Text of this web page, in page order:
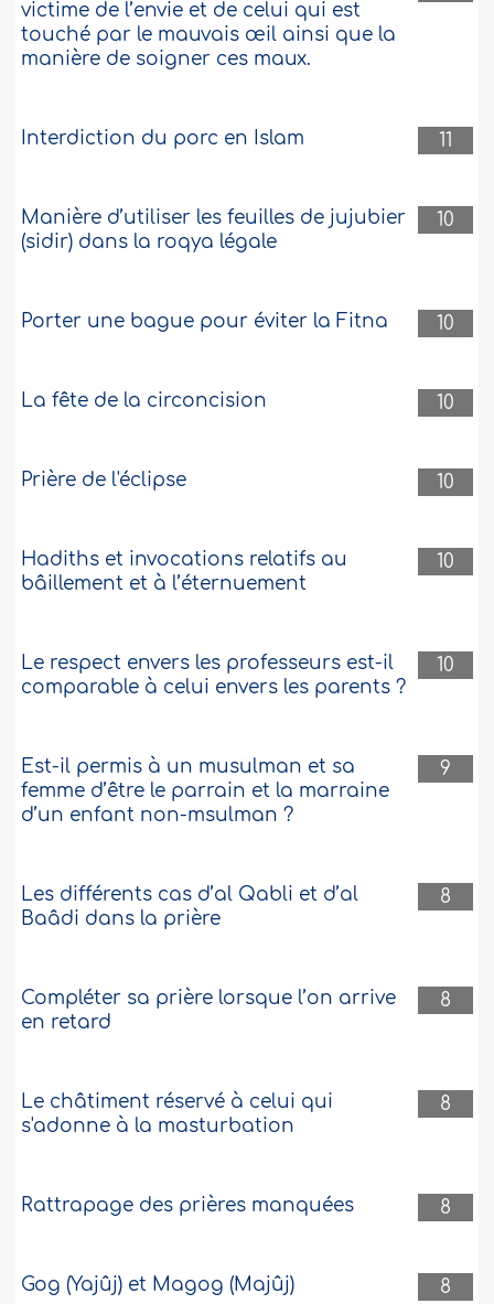
une personne qui commet des péchés
Je suis marié depuis treize ans et j’ai
bonne personne, très polie – c’est ce que
je savais d’elle -, or, un jour, un grand
Après avoir contacté des gens de bien
pour nous réconcilier,..Plus
Salam Aleykoum, J’aimerais savoir si il
..Plus
Une convertie participe à une séance
Salam alaykum,Je viens d'une famille
chrétienne et je suis convertie à l'islam.
Je me sens très mal parce que ma mère
est malade, et une dame chrétienne lui a
envoyé des prières par téléphone pour
442864
victime de l’envie et de celui qui est
touché par le mauvais œil ainsi que la
manière de soigner ces maux.
11
Interdiction du porc en Islam
10
Manière d’utiliser les feuilles de jujubier
(sidir) dans la roqya légale
10
Porter une bague pour éviter la Fitna
10
La fête de la circoncision
10
Prière de l'éclipse
10
Hadiths et invocations relatifs au
bâillement et à l’éternuement
10
Le respect envers les professeurs est-il
comparable à celui envers les parents ?
9
Est-il permis à un musulman et sa
femme d’être le parrain et la marraine
d’un enfant non-msulman ?
8
Les différents cas d’al Qabli et d’al
Baâdi dans la prière
8
Compléter sa prière lorsque l’on arrive
en retard
8
Le châtiment réservé à celui qui
s'adonne à la masturbation
8
Rattrapage des prières manquées
8
Gog (Yajûj) et Magog (Majûj)